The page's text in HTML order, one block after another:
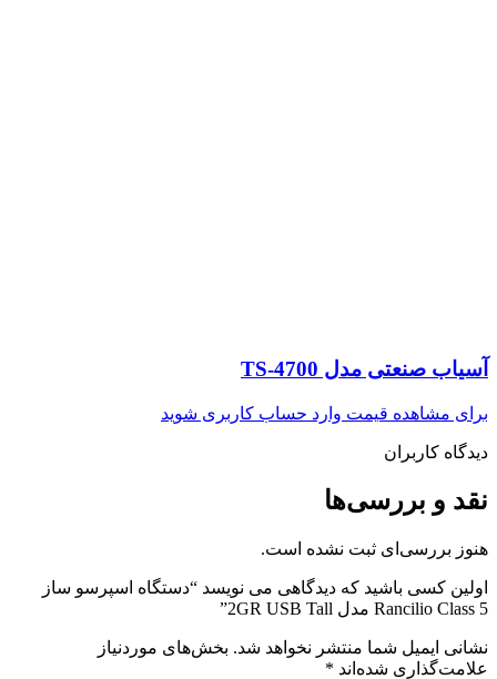
آسیاب صنعتی مدل TS-4700
برای مشاهده قیمت وارد حساب کاربری شوید
دیدگاه کاربران
نقد و بررسی‌ها
هنوز بررسی‌ای ثبت نشده است.
اولین کسی باشید که دیدگاهی می نویسد “دستگاه اسپرسو ساز
Rancilio Class 5 مدل 2GR USB Tall”
نشانی ایمیل شما منتشر نخواهد شد. بخش‌های موردنیاز
علامت‌گذاری شده‌اند *